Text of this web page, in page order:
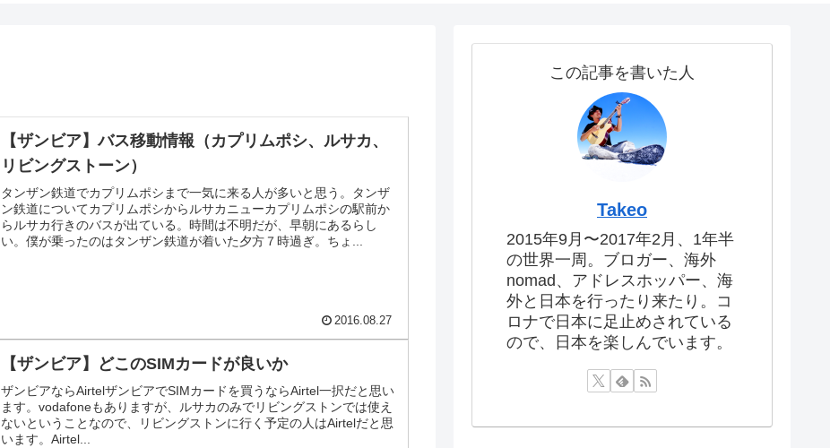
【ザンビア】バス移動情報（カプリムポシ、ルサカ、
リビングストーン）
タンザン鉄道でカプリムポシまで一気に来る人が多いと思う。タンザ
ン鉄道についてカプリムポシからルサカニューカプリムポシの駅前か
らルサカ行きのバスが出ている。時間は不明だが、早朝にあるらし
い。僕が乗ったのはタンザン鉄道が着いた夕方７時過ぎ。ちょ...
2016.08.27
【ザンビア】どこのSIMカードが良いか
ザンビアならAirtelザンビアでSIMカードを買うならAirtel一択だと思い
ます。vodafoneもありますが、ルサカのみでリビングストンでは使え
ないということなので、リビングストンに行く予定の人はAirtelだと思
います。Airtel...
この記事を書いた人
Takeo
2015年9月〜2017年2月、1年半
の世界一周。ブロガー、海外
nomad、アドレスホッパー、海
外と日本を行ったり来たり。コ
ロナで日本に足止めされている
ので、日本を楽しんでいます。